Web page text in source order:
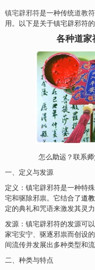
镇宅辟邪符是一种传统道教
用。以下是关于镇宅辟邪符的
各种道家
怎么助运 ？联系师
一、定义与发源
定义：镇宅辟邪符是一种特
宅和驱除邪祟。它结合了道教
定的典礼和咒语来激发其灵力
发源：镇宅辟邪符的发源可
家宅安宁、驱逐邪祟而创设
间流传并发展出多种类型和流
二、种类与特点